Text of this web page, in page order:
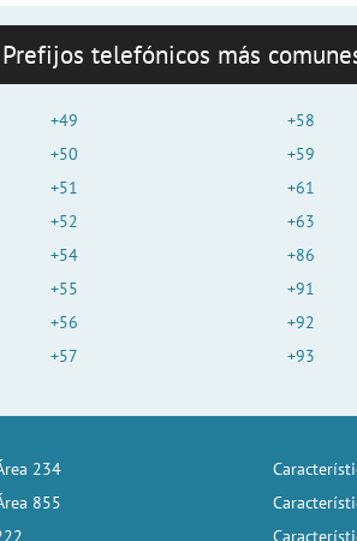
Prefijos telefónicos más
+49
+50
+51
+52
+54
+55
+56
+57
+58
+59
+61
+63
+86
+91
+92
+93
234
855